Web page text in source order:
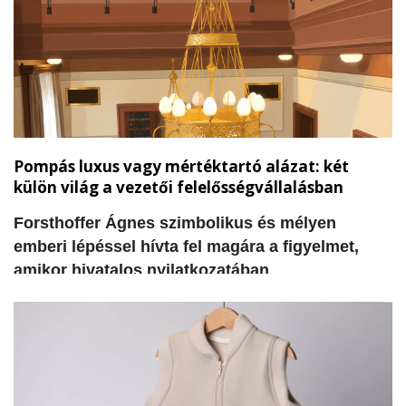
hiányzik: a világos koncepció arra vonatkozóan,
hogy miként lehetne hasznosítani az egyes
épületeket, valamint a szükséges pénzügyi
források megteremtése.
Pompás luxus vagy mértéktartó alázat: két
külön világ a vezetői felelősségvállalásban
Forsthoffer Ágnes szimbolikus és mélyen
emberi lépéssel hívta fel magára a figyelmet,
amikor hivatalos nyilatkozatában
elnöki rezidencia használatát és a szolgálati
gépjárművet. A döntés nem csupán egy
adminisztratív intézkedés, hanem szívből jövő
kiállás a józan mértéktartás, az alázat és a